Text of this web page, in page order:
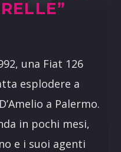
una Fiat 126
esplodere a
a Palermo.
in pochi mesi,
e i suoi agenti